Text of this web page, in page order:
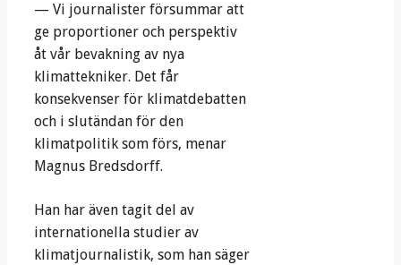
— Vi journalister försummar att
ge proportioner och perspektiv
åt vår bevakning av nya
klimattekniker. Det får
konsekvenser för klimatdebatten
och i slutändan för den
klimatpolitik som förs, menar
Magnus Bredsdorff.
Han har även tagit del av
internationella studier av
klimatjournalistik, som han säger